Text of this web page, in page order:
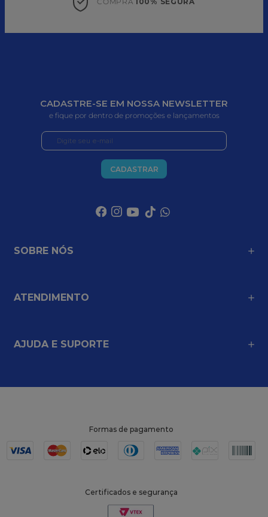
CADASTRE-SE EM NOSSA NEWSLETTER
e fique por dentro de promoções e lançamentos
CADASTRAR
SOBRE NÓS
ATENDIMENTO
AJUDA E SUPORTE
Formas de pagamento
Certificados e segurança